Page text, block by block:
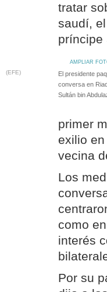
tratar
saudí,
príncipe
AMPLIAR
(EFE)
El presidente
conversa en
Sultán bin
primer
exilio
vecina
Los
como
interés
Por su